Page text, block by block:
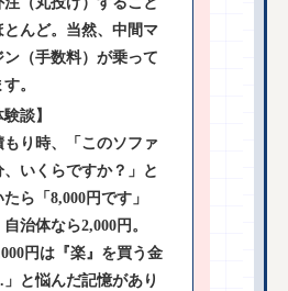
とんど。当然、中間マ
ン（手数料）が乗って
。
験談】
もり時、「このソファ
、いくらですか？」と
たら「8,000円です」
自治体なら2,000円。
円は『楽』を買う金
と悩んだ記憶があり